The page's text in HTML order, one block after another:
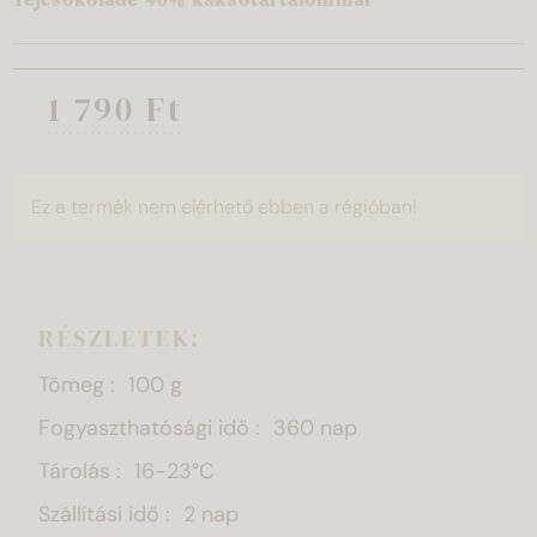
1 790 Ft
Ez a termék nem elérhető ebben a régióban!
RÉSZLETEK:
Tömeg
100 g
Fogyaszthatósági idő
360 nap
Tárolás
16-23°C
Szállítási idő
2 nap